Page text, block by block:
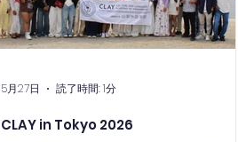
CLAY in Tokyo 2026
5月27日 読了時間: 1分